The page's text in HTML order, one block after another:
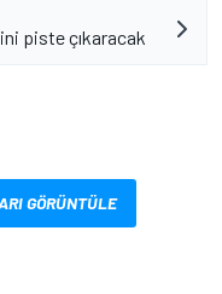
piste çıkaracak
GÖRÜNTÜLE